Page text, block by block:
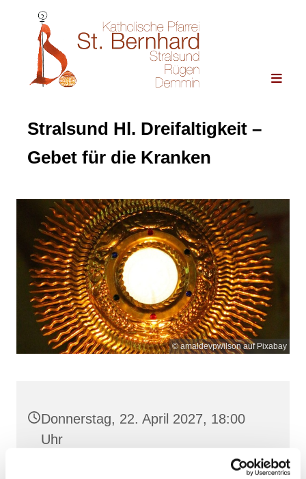
Stralsund Hl. Dreifaltigkeit –
Gebet für die Kranken
© amaldevpwilson auf Pixabay
Donnerstag, 22. April 2027, 18:00
Uhr
Frankenstr. 39, 18439 Stralsund